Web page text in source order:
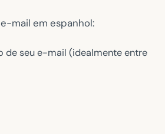
mail em espanhol:
de seu e-mail (idealmente entre